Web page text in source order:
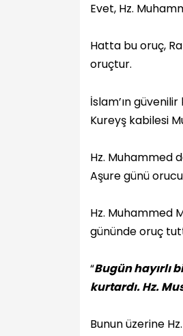
Evet, Hz.
Hatta bu oruç,
oruçtur.
İslam’ın
Kureyş kabilesi
Hz. Muhammed
Aşure günü
Hz. Muhammed
gününde oruç
“Bugün hayırlı
kurtardı. Hz.
Bunun üzerine